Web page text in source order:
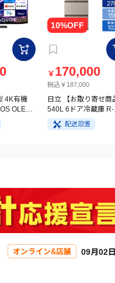
4K有機
OLED
￥ 170,000
税込￥187,000
日立 【お取り寄せ商
540L 6ドア冷蔵庫 R-
HW54V(N) ライトゴ
ド
配送設置
オンライン&店舗 09月02